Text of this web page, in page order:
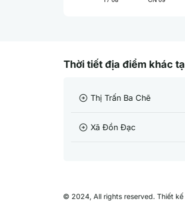
Thời tiết địa điểm khác
arrow_circle_right Thị Trấn Ba Chẽ
arrow_circle_right Xã Đồn Đạc
© 2024, All rights reserved. Thiết kế